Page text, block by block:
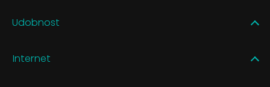
Udobnost
Internet